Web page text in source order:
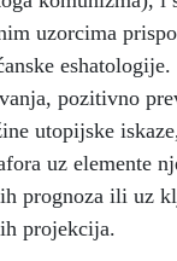
uzorcima
pozitivno
utopijske
uz elemente
prognoza ili uz
projekcija.